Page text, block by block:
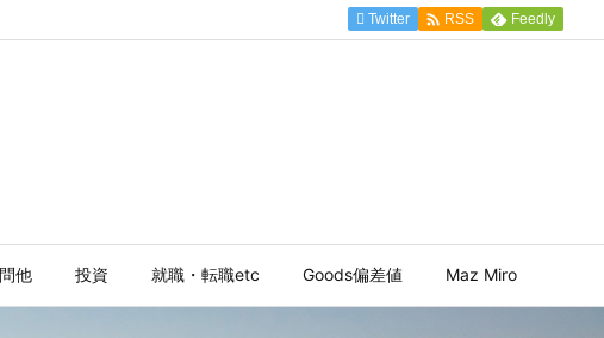
他 投資 就職・転職etc Goods偏差値 Maz Miro
Twitter  RSS Feedly